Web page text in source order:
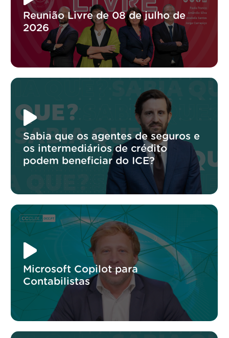
Reunião Livre de 08 de julho de
2026
Sabia que os agentes de seguros e
os intermediários de crédito
podem beneficiar do ICE?
Microsoft Copilot para
Contabilistas